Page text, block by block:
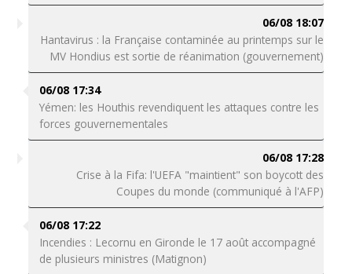
06/08 18:07
Hantavirus : la Française contaminée au printemps sur le
MV Hondius est sortie de réanimation (gouvernement)
06/08 17:34
Yémen: les Houthis revendiquent les attaques contre les
forces gouvernementales
06/08 17:28
Crise à la Fifa: l'UEFA "maintient" son boycott des
Coupes du monde (communiqué à l'AFP)
06/08 17:22
Incendies : Lecornu en Gironde le 17 août accompagné
de plusieurs ministres (Matignon)